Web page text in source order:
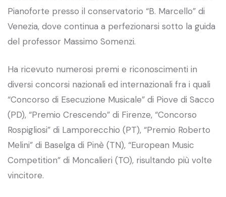
Pianoforte presso il conservatorio “B. Marcello” di
Venezia, dove continua a perfezionarsi sotto la guida
del professor Massimo Somenzi.
Ha ricevuto numerosi premi e riconoscimenti in
diversi concorsi nazionali ed internazionali fra i quali
“Concorso di Esecuzione Musicale” di Piove di Sacco
(PD), “Premio Crescendo” di Firenze, “Concorso
Rospigliosi” di Lamporecchio (PT), “Premio Roberto
Melini” di Baselga di Pinè (TN), “European Music
Competition” di Moncalieri (TO), risultando più volte
vincitore.